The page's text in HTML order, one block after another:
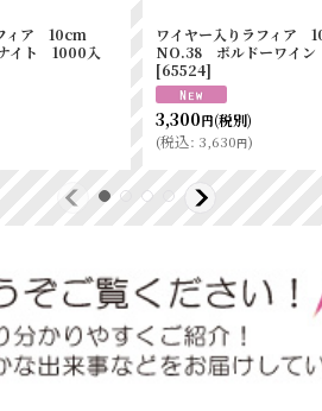
ィア 10cm
イト 1000入
ワイヤー入りラフィア
NO.38 ボルドーワイ
[65524]
3,300円(税別)
(税込: 3,630円)